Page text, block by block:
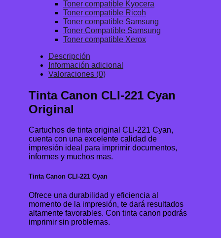
Toner compatible Kyocera
Toner compatible Ricoh
Toner compatible Samsung
Toner Compatible Samsung
Toner compatible Xerox
Descripción
Información adicional
Valoraciones (0)
Tinta Canon CLI-221 Cyan
Original
Cartuchos de tinta original CLI-221 Cyan,
cuenta con una excelente calidad de
impresión ideal para imprimir documentos,
informes y muchos mas.
Tinta Canon CLI-221 Cyan
Ofrece una durabilidad y eficiencia al
momento de la impresión, te dará resultados
altamente favorables. Con tinta canon podrás
imprimir sin problemas.